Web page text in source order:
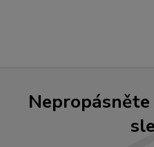
Nepropásněte